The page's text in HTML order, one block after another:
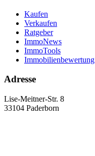
Kaufen
Verkaufen
Ratgeber
ImmoNews
ImmoTools
Immobilienbewertung
Adresse
Lise-Meitner-Str. 8
33104 Paderborn